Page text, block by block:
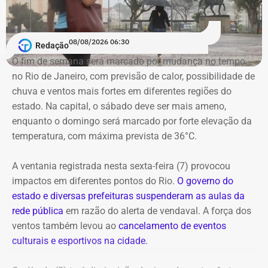
companhias do Brasil e de países como Coreia do Sul,
França, Itália e Luxemburgo.
No domingo (09), a programação chega à Praça Mauá,
na Região Portuária, que recebe uma maratona de
apresentações gratuitas ao ar livre ao longo do dia. O
festival também conta com espetáculos a preços
populares (R$ 20 a inteira) nos teatros Carlos Gomes,
Nelson Rodrigues e João Caetano, além do Espaço
Tápias. A programação completa e os ingressos para as
Mas, ao que tudo indica, o hoje candidato do Novo
gostou da experiência. Em 21 de fevereiro, ele foi de novo
nomeado na prefeitura, dessa vez, na Secretaria
Municipal de Assistência Social e Direitos Humanos.
E com data retroativa: valendo a partir de 1º de janeiro.
Em outubro do mesmo ano, foi a vez de o próprio André
Marinho pedir para sair.
Redação08/08/2026 06:30
O fim de semana será marcado por mudança no tempo
no Rio de Janeiro, com previsão de calor, possibilidade de
chuva e ventos mais fortes em diferentes regiões do
estado. Na capital, o sábado deve ser mais ameno,
enquanto o domingo será marcado por forte elevação da
temperatura, com máxima prevista de 36°C.
A ventania registrada nesta sexta-feira (7) provocou
impactos em diferentes pontos do Rio. O governo do
estado e diversas prefeituras suspenderam as aulas da
rede pública em razão do alerta de vendaval. A força dos
ventos também levou ao cancelamento de eventos
culturais e esportivos na cidade.